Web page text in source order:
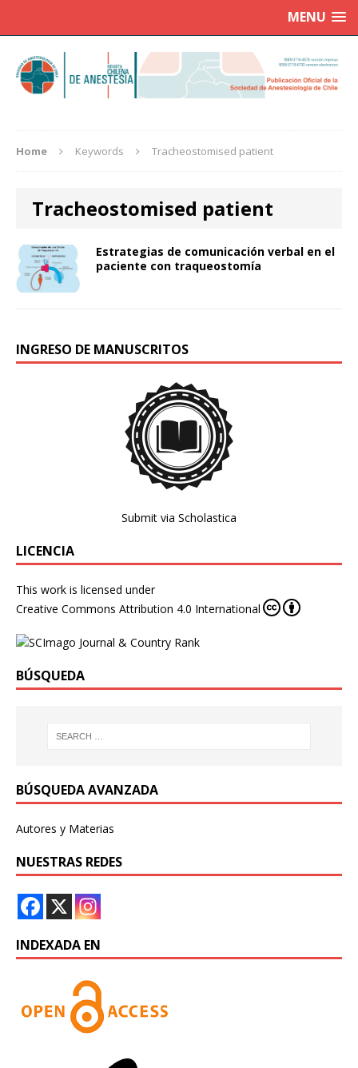
MENU
Home Keywords Tracheostomised patient
Tracheostomised patient
Estrategias de comunicación verbal en el
paciente con traqueostomía
INGRESO DE MANUSCRITOS
Submit via Scholastica
LICENCIA
This work is licensed under
Creative Commons Attribution 4.0 International
BÚSQUEDA
BÚSQUEDA AVANZADA
Autores y Materias
NUESTRAS REDES
INDEXADA EN